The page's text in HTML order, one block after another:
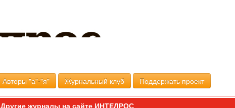
Авторы "а"-"я" Журнальный клуб Поддержать проект
Другие журналы на сайте ИНТЕЛРОС